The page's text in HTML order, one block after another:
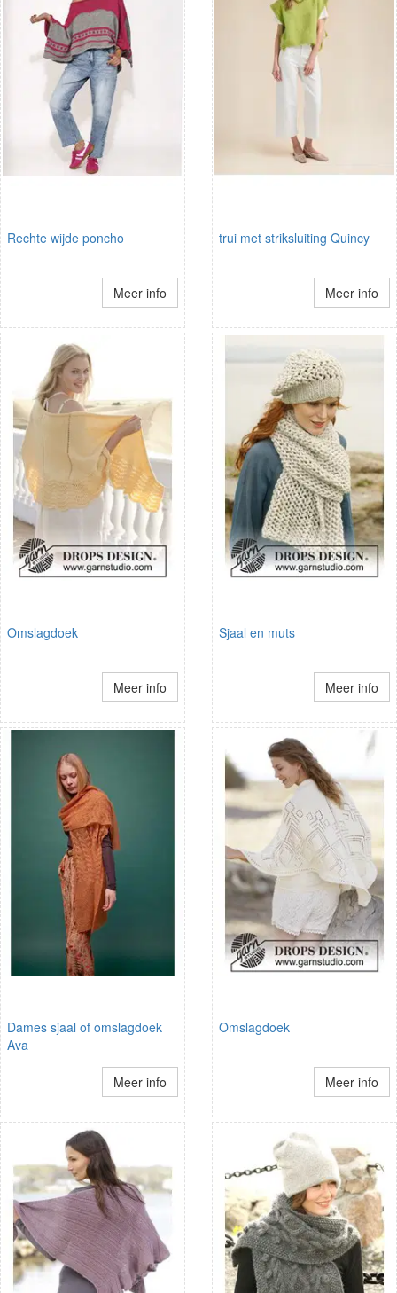
Rechte wijde poncho
Meer info
trui met striksluiting Quincy
Meer info
Omslagdoek
Meer info
Sjaal en muts
Meer info
Dames sjaal of omslagdoek
Ava
Meer info
Omslagdoek
Meer info